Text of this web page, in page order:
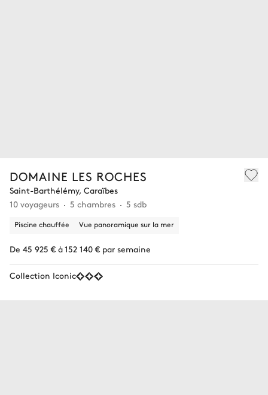
DOMAINE LES ROCHES
Saint-Barthélémy, Caraïbes
10 voyageurs
5 chambres 5 sdb
Piscine chauffée Vue panoramique sur la mer
De 45 925 € à 152 140 € par semaine
Collection Iconic